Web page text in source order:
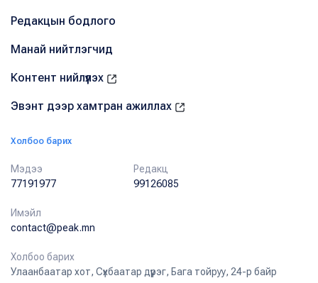
Редакцын бодлого
Манай нийтлэгчид
Контент нийлүүлэх
Эвэнт дээр хамтран ажиллах
Холбоо барих
Мэдээ
77191977
Редакц
99126085
Имэйл
contact@peak.mn
Холбоо барих
Улаанбаатар хот, Сүхбаатар дүүрэг, Бага тойруу, 24-р байр